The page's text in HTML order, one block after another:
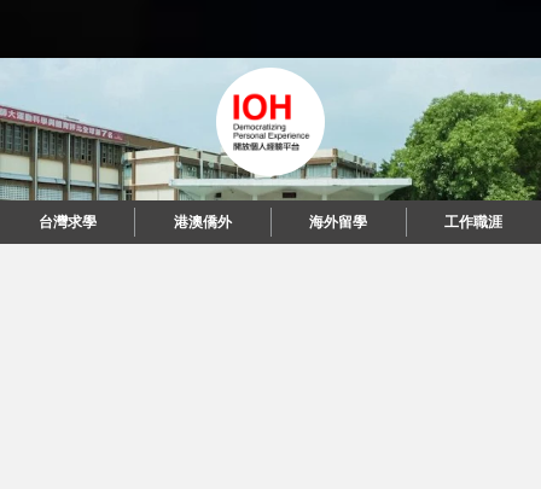
台灣求學 港澳僑外 海外留學 工作職涯